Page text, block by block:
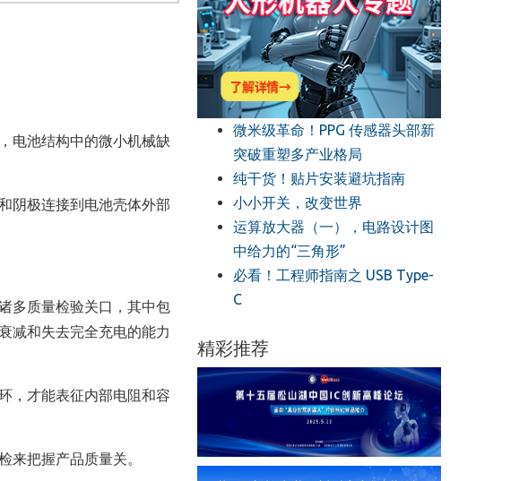
电池结构中的微小机械缺
阴极连接到电池壳体外部
多质量检验关口，其中包
减和失去完全充电的能力
，才能表征内部电阻和容
来把握产品质量关。
微米级革命！PPG 传感器头部新
突破重塑多产业格局
纯干货！贴片安装避坑指南
小小开关，改变世界
运算放大器（一），电路设计图
中给力的“三角形”
必看！工程师指南之 USB Type-
C
精彩推荐